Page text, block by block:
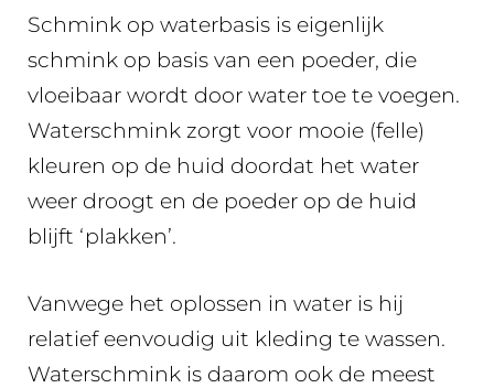
Schmink op waterbasis is eigenlijk
schmink op basis van een poeder, die
vloeibaar wordt door water toe te voegen.
Waterschmink zorgt voor mooie (felle)
kleuren op de huid doordat het water
weer droogt en de poeder op de huid
blijft ‘plakken’.
Vanwege het oplossen in water is hij
relatief eenvoudig uit kleding te wassen.
Waterschmink is daarom ook de meest